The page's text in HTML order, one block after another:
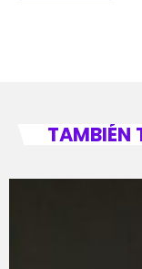
TAMBIÉN